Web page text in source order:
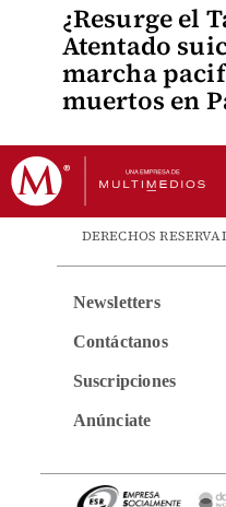
¿Resurge el
Atentado
marcha
muertos en
DERECHOS
Newsletters
Contáctanos
Suscripciones
Anúnciate